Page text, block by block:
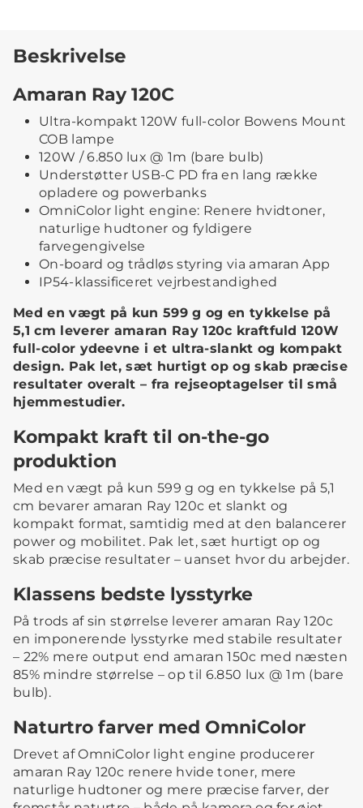
Beskrivelse
Amaran Ray 120C
Ultra-kompakt 120W full-color Bowens Mount
COB lampe
120W / 6.850 lux @ 1m (bare bulb)
Understøtter USB-C PD fra en lang række
opladere og powerbanks
OmniColor light engine: Renere hvidtoner,
naturlige hudtoner og fyldigere
farvegengivelse
On-board og trådløs styring via amaran App
IP54-klassificeret vejrbestandighed
Med en vægt på kun 599 g og en tykkelse på
5,1 cm leverer amaran Ray 120c kraftfuld 120W
full-color ydeevne i et ultra-slankt og kompakt
design. Pak let, sæt hurtigt op og skab præcise
resultater overalt – fra rejseoptagelser til små
hjemmestudier.
Kompakt kraft til on-the-go
produktion
Med en vægt på kun 599 g og en tykkelse på 5,1
cm bevarer amaran Ray 120c et slankt og
kompakt format, samtidig med at den balancerer
power og mobilitet. Pak let, sæt hurtigt op og
skab præcise resultater – uanset hvor du arbejder.
Klassens bedste lysstyrke
På trods af sin størrelse leverer amaran Ray 120c
en imponerende lysstyrke med stabile resultater
– 22% mere output end amaran 150c med næsten
85% mindre størrelse – op til 6.850 lux @ 1m (bare
bulb).
Naturtro farver med OmniColor
Drevet af OmniColor light engine producerer
amaran Ray 120c renere hvide toner, mere
naturlige hudtoner og mere præcise farver, der